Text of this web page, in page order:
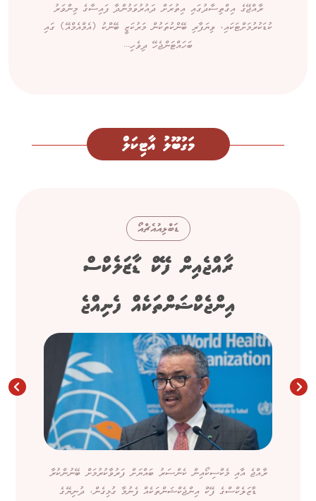
ރާއްޖޭގެ އިގްތިސާދުގައި އިތުރަށް ދައުރުވަމުންދާ ފައިސާގެ މިންވަރު
ކުޑަކުރުމަށްޓަކައި، ވިޔަފާރި ބޭންކުތަކުން މަރުކަޒީ ބޭންކު (އެމްއެމްއޭ) ގައި
ބަހައްޓަންޖެހޭ ދިވެހި...
މަގުބޫލު އާޓިކަލް
ޑަބްލިއުއެޗްއޯ
ރާއްޖެއިން ފޭކް ޑާޒަލެކްސް
އިންޖެކްޝަންތަކެއް ފެނިއްޖެ
ރާއްޖެ އާއި މެކްސިކޯއިން ކެންސަރު ބައްޔަށް ފަރުވާކުރުމަށް ބޭނުންކުރާ
ޑާޒަލެކްސްގެ ފޭކް އިންޖެކްޝަންތަކެއް ފެނުމާ ގުޅިގެން، ދުނިޔޭގެ